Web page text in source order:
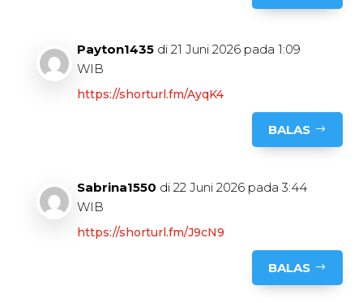
Payton1435 di 21 Juni 2026 pada 1:09
WIB
https://shorturl.fm/AyqK4
BALAS
Sabrina1550 di 22 Juni 2026 pada 3:44
WIB
https://shorturl.fm/J9cN9
BALAS